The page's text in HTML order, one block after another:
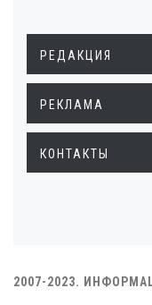
РЕДАКЦИЯ
РЕКЛАМА
КОНТАКТЫ
2007-2023.